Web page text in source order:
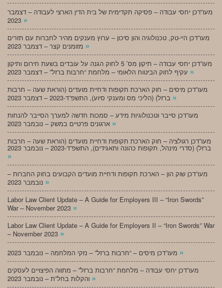
מעו”דכן יחסי עבודה – פסיקה תקדימית של בית הדין הארצי לעבודה – דצמבר
»
מעו”דכן היי-טק, טכנולוגיה והון סיכון – ערוץ מענקים מהיר לחברות עם תזרים
»
מעו”דכן יחסי עבודה – תיקון מס’ 5 לחוק הגנה על עובדים בשעת חירום ותיקון
»
מעו”דכן מיסים – חוק הארכת תקופות ודחיית מועדים (הוראת שעה – חרבות
»
מעו”דכן סייבר וטכנולוגיות מידע – סמכות חדשה למערך הסייבר להנחות
»
מעו”דכן רגולציה – חוק הארכת תקופות ודחיית מועדים (הוראת שעה – חרבות
ברזל) (סדרי מינהל, תקופות כהונה ותאגידים), התשפ”ד-2023 – נובמבר 2023
»
מעו”דכן שוק הון – הארכת תקופות ודחיית מועדים הקבועים בחוק החברות –
»
Labor Law Client Update – A Guide for Employers III – “Iron Swords”
War – November 2023 »
Labor Law Client Update – A Guide for Employers II – “Iron Swords” War
– November 2023 »
»
מעו”דכן יחסי עבודה – מלחמת “חרבות ברזל” – מתווה הפיצויים לעסקים
»